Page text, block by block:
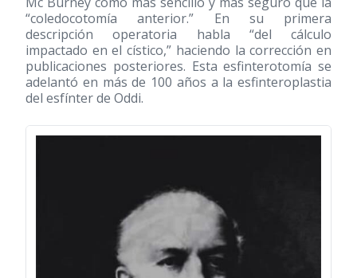
“coledocotomía anterior.” En su primera
descripción operatoria habla “del cálculo
impactado en el cístico,” haciendo la corrección en
publicaciones posteriores. Esta esfinterotomía se
adelantó en más de 100 años a la esfinteroplastia
del esfínter de Oddi.